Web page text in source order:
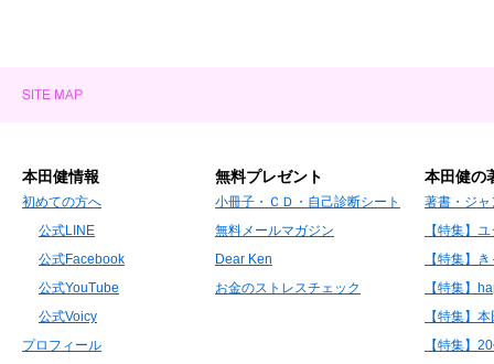
本田健情報
初めての方へ
公式LINE
公式Facebook
公式YouTube
公式Voicy
プロフィール
無料プレゼント
小冊子・ＣＤ・自己診断シート
無料メールマガジン
Dear Ken
お金のストレスチェック
本田健の
著書・ジャ
【特集】
【特集】
【特集】
【特集】
【特集】